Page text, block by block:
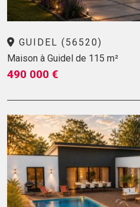
GUIDEL (56520)
Maison à Guidel de 115 m²
490 000 €